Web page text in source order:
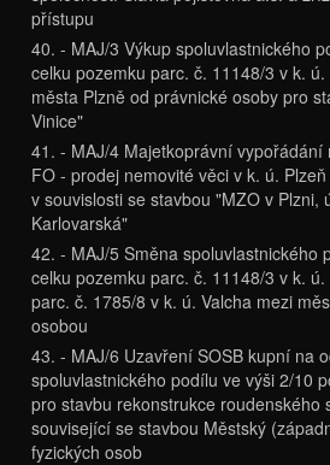
přístupu
40. - MAJ/3 Výkup spoluvlastnického
celku pozemku parc. č. 11148/3 v k.
města Plzně od právnické osoby pro
Vinice"
41. - MAJ/4 Majetkoprávní vypořádání
FO - prodej nemovité věci v k. ú.
v souvislosti se stavbou "MZO v Plzni,
Karlovarská"
42. - MAJ/5 Směna spoluvlastnického
celku pozemku parc. č. 11148/3 v k.
parc. č. 1785/8 v k. ú. Valcha mezi
osobou
43. - MAJ/6 Uzavření SOSB kupní na
spoluvlastnického podílu ve výši 2/10
pro stavbu rekonstrukce roudenského
související se stavbou Městský
fyzických osob